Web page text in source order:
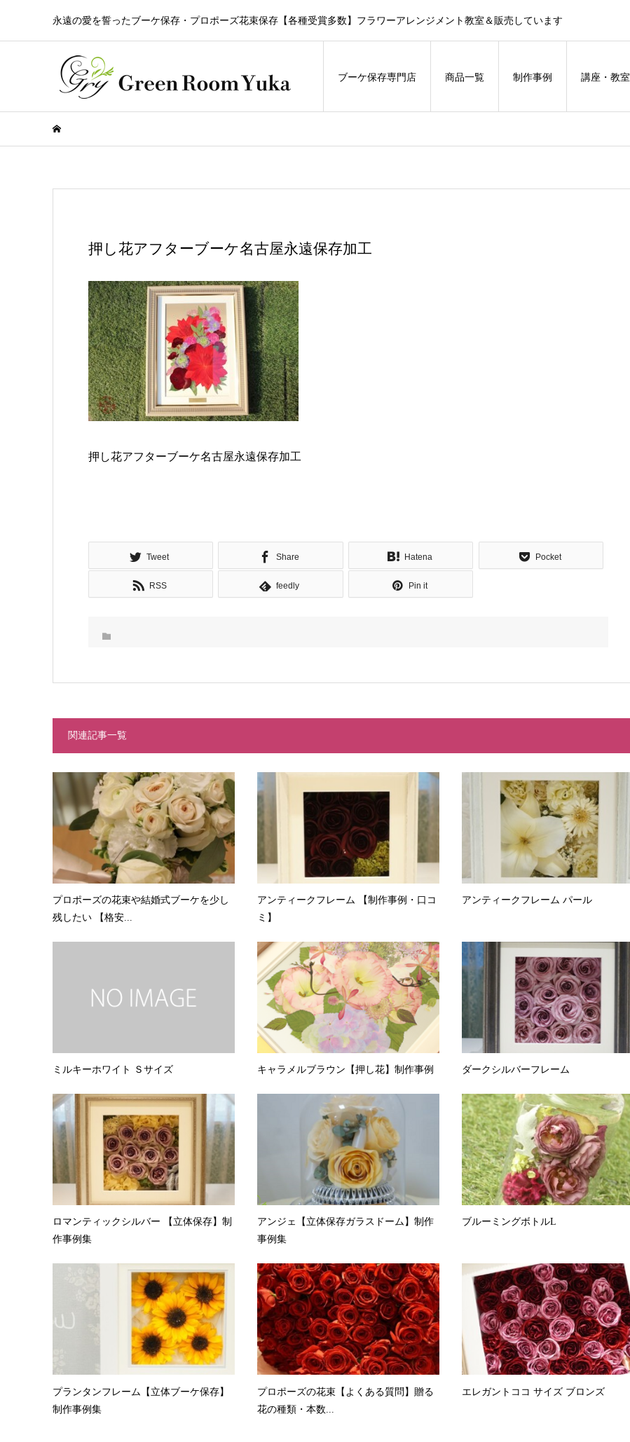
永遠の愛を誓ったブーケ保存・プロポーズ花束保存【各種受賞多数】フラワーアレンジメント教室＆販売しています
ブーケ保存専門店 商品一覧 制作事例 講座・教室
押し花アフターブーケ名古屋永遠保存加工
押し花アフターブーケ名古屋永遠保存加工
Tweet Share Hatena Pocket
RSS feedly Pin it
関連記事一覧
プロポーズの花束や結婚式ブーケを少し
残したい 【格安...
アンティークフレーム 【制作事例・口コ
ミ】
アンティークフレーム パール
ミルキーホワイト Ｓサイズ キャラメルブラウン【押し花】制作事例 ダークシルバーフレーム
ロマンティックシルバー 【立体保存】制
作事例集
アンジェ【立体保存ガラスドーム】制作
事例集
ブルーミングボトルL
プランタンフレーム【立体ブーケ保存】
制作事例集
プロポーズの花束【よくある質問】贈る
花の種類・本数...
エレガントココ サイズ ブロンズ